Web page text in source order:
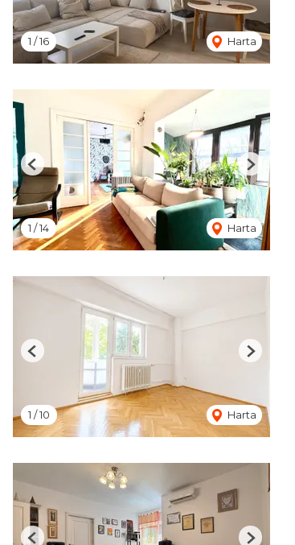
1 /16 Harta
1 /14 Harta
Previous Next
1 /10 Harta
Previous Next